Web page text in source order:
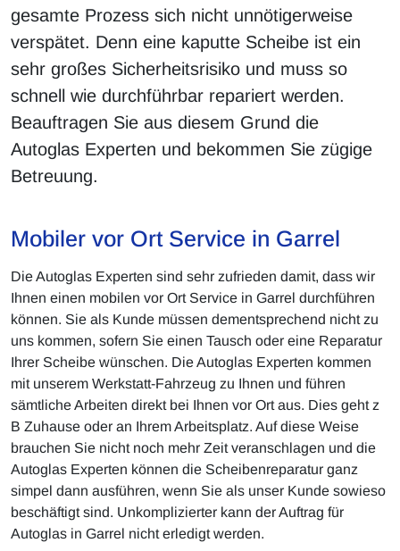
gesamte Prozess sich nicht unnötigerweise
verspätet. Denn eine kaputte Scheibe ist ein
sehr großes Sicherheitsrisiko und muss so
schnell wie durchführbar repariert werden.
Beauftragen Sie aus diesem Grund die
Autoglas Experten und bekommen Sie zügige
Betreuung.
Mobiler vor Ort Service in Garrel
Die Autoglas Experten sind sehr zufrieden damit, dass wir
Ihnen einen mobilen vor Ort Service in Garrel durchführen
können. Sie als Kunde müssen dementsprechend nicht zu
uns kommen, sofern Sie einen Tausch oder eine Reparatur
Ihrer Scheibe wünschen. Die Autoglas Experten kommen
mit unserem Werkstatt-Fahrzeug zu Ihnen und führen
sämtliche Arbeiten direkt bei Ihnen vor Ort aus. Dies geht z
B Zuhause oder an Ihrem Arbeitsplatz. Auf diese Weise
brauchen Sie nicht noch mehr Zeit veranschlagen und die
Autoglas Experten können die Scheibenreparatur ganz
simpel dann ausführen, wenn Sie als unser Kunde sowieso
beschäftigt sind. Unkomplizierter kann der Auftrag für
Autoglas in Garrel nicht erledigt werden.